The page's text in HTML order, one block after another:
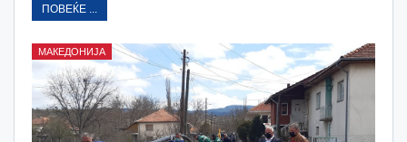
ПОВЕЌЕ ...
МАКЕДОНИЈА